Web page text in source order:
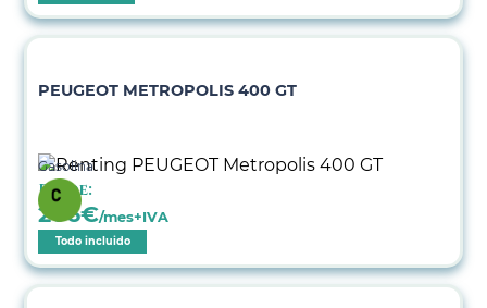
PEUGEOT METROPOLIS 400 GT
Gasolina
Desde:
206€/mes+IVA
Todo incluido